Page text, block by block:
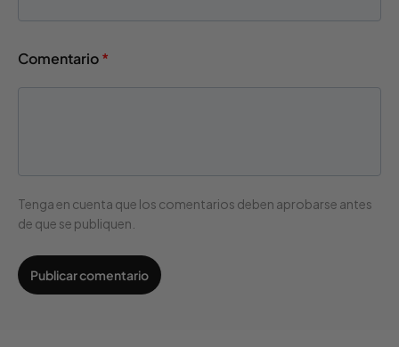
Comentario*
Tenga en cuenta que los comentarios deben aprobarse antes
de que se publiquen.